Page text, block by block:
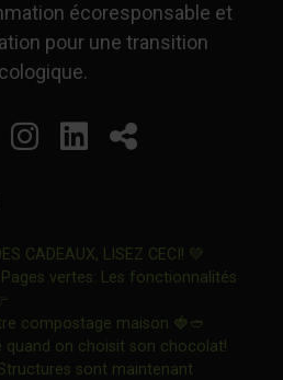
écoresponsable et
pour une transition
s'ouvrira dans
Twitter
Ce lien s'ouvrira
Instagram
Ce lien s'ouvrira
LinkedIn
Ce lien
Partager
CADEAUX, LISEZ CECI! 💚
vertes: Les fonctionnalités
Ce lien s'ouvrira dans une nouvelle
compostage maison 🍓🥙
quand on choisit son chocolat!Ce lien
sont maintenant